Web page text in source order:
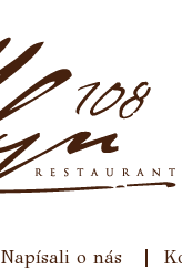
Napísali o nás